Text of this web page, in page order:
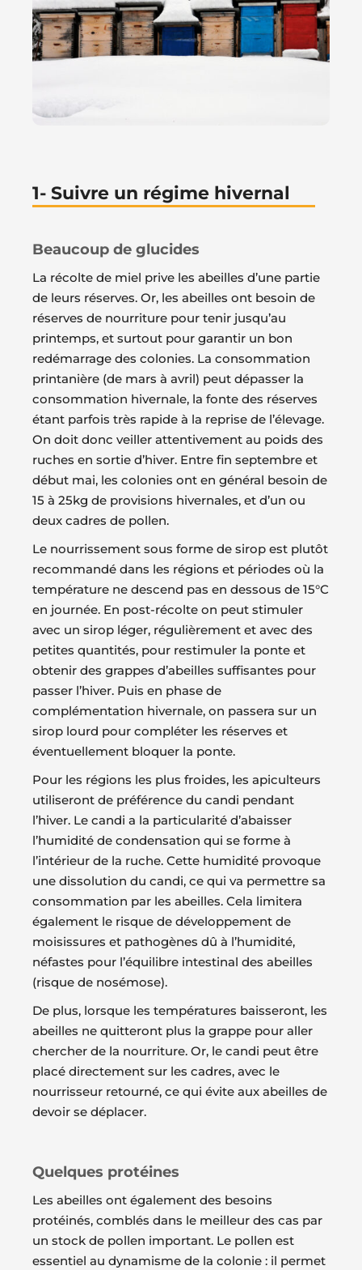
1- Suivre un régime hivernal
Beaucoup de glucides
La récolte de miel prive les abeilles d’une partie
de leurs réserves. Or, les abeilles ont besoin de
réserves de nourriture pour tenir jusqu’au
printemps, et surtout pour garantir un bon
redémarrage des colonies. La consommation
printanière (de mars à avril) peut dépasser la
consommation hivernale, la fonte des réserves
étant parfois très rapide à la reprise de l’élevage.
On doit donc veiller attentivement au poids des
ruches en sortie d’hiver. Entre fin septembre et
début mai, les colonies ont en général besoin de
15 à 25kg de provisions hivernales, et d’un ou
deux cadres de pollen.
Le nourrissement sous forme de sirop est plutôt
recommandé dans les régions et périodes où la
température ne descend pas en dessous de 15°C
en journée. En post-récolte on peut stimuler
avec un sirop léger, régulièrement et avec des
petites quantités, pour restimuler la ponte et
obtenir des grappes d’abeilles suffisantes pour
passer l’hiver. Puis en phase de
complémentation hivernale, on passera sur un
sirop lourd pour compléter les réserves et
éventuellement bloquer la ponte.
Pour les régions les plus froides, les apiculteurs
utiliseront de préférence du candi pendant
l’hiver. Le candi a la particularité d’abaisser
l’humidité de condensation qui se forme à
l’intérieur de la ruche. Cette humidité provoque
une dissolution du candi, ce qui va permettre sa
consommation par les abeilles. Cela limitera
également le risque de développement de
moisissures et pathogènes dû à l’humidité,
néfastes pour l’équilibre intestinal des abeilles
(risque de nosémose).
De plus, lorsque les températures baisseront, les
abeilles ne quitteront plus la grappe pour aller
chercher de la nourriture. Or, le candi peut être
placé directement sur les cadres, avec le
nourrisseur retourné, ce qui évite aux abeilles de
devoir se déplacer.
Quelques protéines
Les abeilles ont également des besoins
protéinés, comblés dans le meilleur des cas par
un stock de pollen important. Le pollen est
essentiel au dynamisme de la colonie : il permet